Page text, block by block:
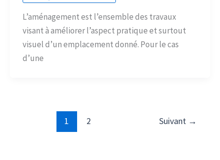
L’aménagement est l’ensemble des travaux
visant à améliorer l’aspect pratique et surtout
visuel d’un emplacement donné. Pour le cas
d’une
1 2 Suivant →